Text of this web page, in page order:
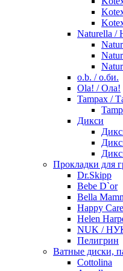
Naturella /
o.b. / о.би.
Ola! / Ола!
Tampax /
Дикси
Прокладки для
Dr.Skipp
Bebe D`or
Bella
Happy Care
Helen
NUK /
Пелигрин
Ватные диски,
Cottolina